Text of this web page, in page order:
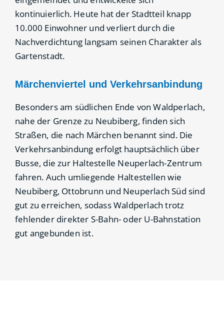
kontinuierlich. Heute hat der Stadtteil knapp
10.000 Einwohner und verliert durch die
Nachverdichtung langsam seinen Charakter als
Gartenstadt.
Märchenviertel und Verkehrsanbindung
Besonders am südlichen Ende von Waldperlach,
nahe der Grenze zu Neubiberg, finden sich
Straßen, die nach Märchen benannt sind. Die
Verkehrsanbindung erfolgt hauptsächlich über
Busse, die zur Haltestelle Neuperlach-Zentrum
fahren. Auch umliegende Haltestellen wie
Neubiberg, Ottobrunn und Neuperlach Süd sind
gut zu erreichen, sodass Waldperlach trotz
fehlender direkter S-Bahn- oder U-Bahnstation
gut angebunden ist.